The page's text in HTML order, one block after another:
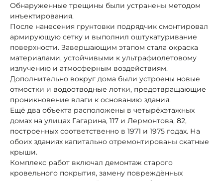
Обнаруженные трещины были устранены методом
инъектирования.
После нанесения грунтовки подрядчик смонтировал
армирующую сетку и выполнил оштукатуривание
поверхности. Завершающим этапом стала окраска
материалами, устойчивыми к ультрафиолетовому
излучению и атмосферным воздействиям.
Дополнительно вокруг дома были устроены новые
отмостки и водоотводные лотки, предотвращающие
проникновение влаги к основанию здания.
Ещё два объекта расположены в четырёхэтажных
домах на улицах Гагарина, 117 и Лермонтова, 82,
построенных соответственно в 1971 и 1975 годах. На
обоих зданиях капитально отремонтированы скатные
крыши.
Комплекс работ включал демонтаж старого
кровельного покрытия, замену повреждённых